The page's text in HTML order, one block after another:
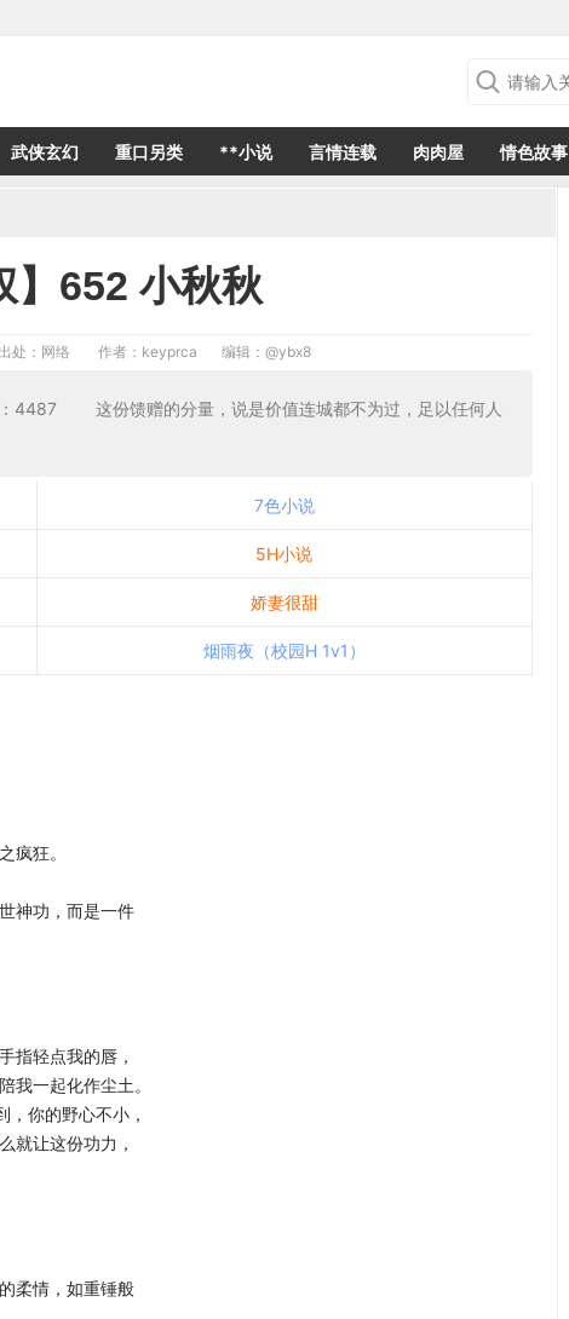
武侠玄幻 重口另类 **小说 言情连载 肉肉屋 情色故事
】652 小秋秋
出处：网络 作者：keyprca 编辑： @ybx8
4487 这份馈赠的分量，说是价值连城都不为过，足以任何人
7色小说
5H小说
娇妻很甜
烟雨夜（校园H 1v1）
狂。
神功，而是一件
轻点我的唇，
我一起化作尘土。
你的野心不小，
就让这份功力，
柔情，如重锤般